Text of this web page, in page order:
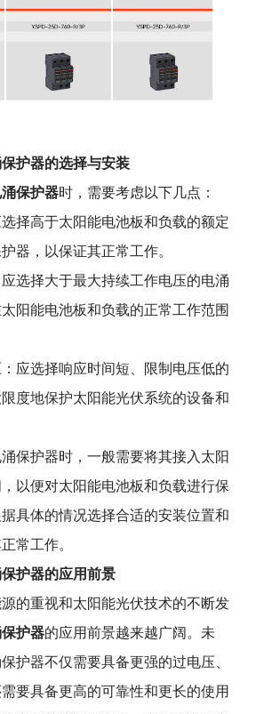
护器的选择与安装
保护器时，需要考虑以下几点：
择高于太阳能电池板和负载的额定
器，以保证其正常工作。
选择大于最大持续工作电压的电涌
阳能电池板和负载的正常工作范围
应选择响应时间短、限制电压低的
度地保护太阳能光伏系统的设备和
保护器时，一般需要将其接入太阳
以便对太阳能电池板和负载进行保
具体的情况选择合适的安装位置和
常工作。
护器的应用前景
的重视和太阳能光伏技术的不断发
护器的应用前景越来越广阔。未
护器不仅需要具备更强的过电压、
要具备更高的可靠性和更长的使用